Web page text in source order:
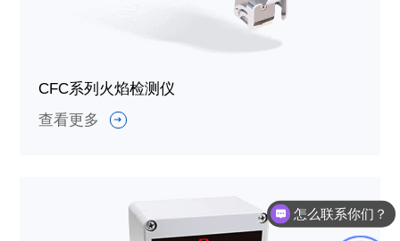
CFC系列火焰检测仪
查看更多
怎么联系你们？